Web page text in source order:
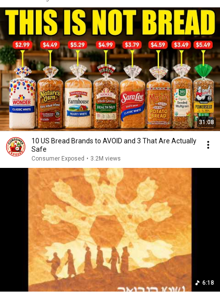
31:08
10 US Bread Brands to AVOID and 3 That Are Actually
Safe
Consumer Exposed • 3.2M views
6:18